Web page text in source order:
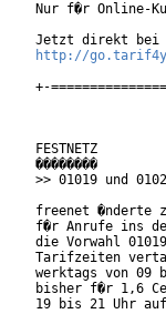
Nur f�r Online-
http://
+-
FESTNETZ
��������
>> 01019 und
freenet �nderte
f�r Anrufe ins
die Vorwahl
Tarifzeiten
werktags von 09
bisher f�r 1,6
19 bis 21 Uhr